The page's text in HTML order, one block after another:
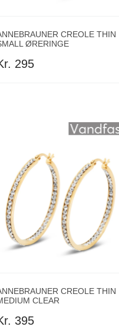
CREOLE THIN
ØRERINGE
295
CREOLE THIN
CLEAR
395